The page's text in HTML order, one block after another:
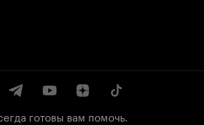
готовы вам помочь.